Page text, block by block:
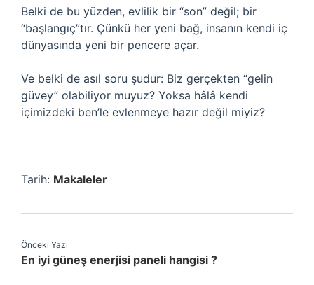
Belki de bu yüzden, evlilik bir “son” değil; bir
“başlangıç”tır. Çünkü her yeni bağ, insanın kendi iç
dünyasında yeni bir pencere açar.
Ve belki de asıl soru şudur: Biz gerçekten “gelin
güvey” olabiliyor muyuz? Yoksa hâlâ kendi
içimizdeki ben’le evlenmeye hazır değil miyiz?
Tarih: Makaleler
Önceki Yazı
En iyi güneş enerjisi paneli hangisi ?